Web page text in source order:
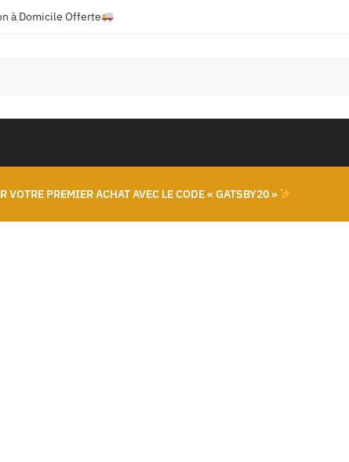
à Domicile Offerte
PREMIER ACHAT AVEC LE CODE « GATSBY20 »